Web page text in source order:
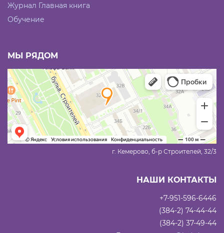
Журнал Главная книга
Обучение
МЫ РЯДОМ
г. Кемерово, б-р Строителей, 32/3
НАШИ КОНТАКТЫ
+7-951-596-6446
(384-2) 74-44-44
(384-2) 37-49-44